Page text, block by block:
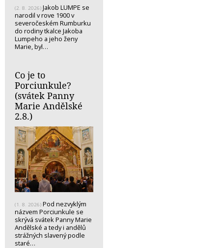
(2. 8. 2026) Jakob LUMPE se
narodil v rove 1900 v
severočeském Rumburku
do rodiny tkalce Jakoba
Lumpeho a jeho ženy
Marie, byl…
Co je to
Porciunkule?
(svátek Panny
Marie Andělské
2.8.)
(1. 8. 2026) Pod nezvyklým
názvem Porciunkule se
skrývá svátek Panny Marie
Andělské a tedy i andělů
strážných slavený podle
staré…